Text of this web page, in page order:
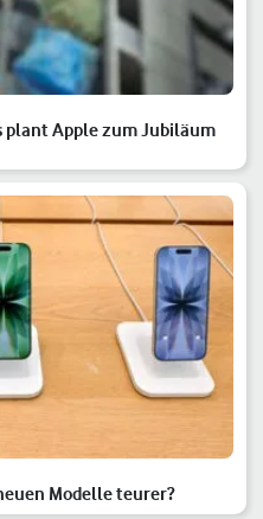
plant Apple zum Jubiläum
Modelle teurer?